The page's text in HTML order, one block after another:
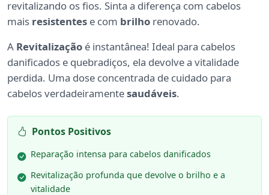
revitalizando os fios. Sinta a diferença com cabelos
mais resistentes e com brilho renovado.
A Revitalização é instantânea! Ideal para cabelos
danificados e quebradiços, ela devolve a vitalidade
perdida. Uma dose concentrada de cuidado para
cabelos verdadeiramentesaudáveis.
Pontos Positivos
Reparação intensa para cabelos danificados
Revitalização profunda que devolve o brilho e a
vitalidade